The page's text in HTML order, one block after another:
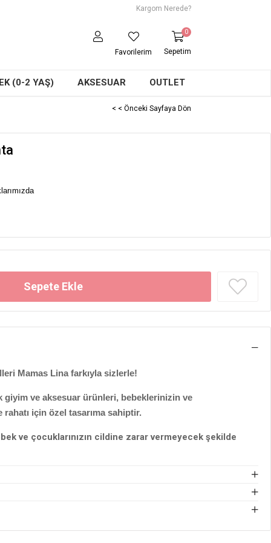
Kargom Nerede?
Sepetim
0
Favorilerim
(0-2 YAŞ) AKSESUAR OUTLET
< < Önceki Sayfaya Dön
Mamas Lina farkıyla sizlerle!
giyim ve aksesuar ürünleri, bebeklerinizin ve
rahatı için özel tasarıma sahiptir.
ve çocuklarınızın cildine zarar vermeyecek şekilde
için harika bir ürün